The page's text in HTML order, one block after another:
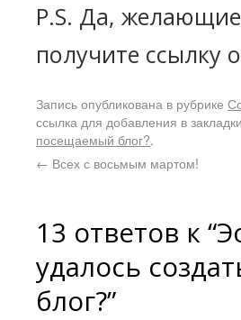
P.S. Да,
получите ссылку
Запись опубликована в рубрике
ссылка для добавления в
посещаемый блог?.
← Всех с восьмым мартом!
13 ответов к
удалось
блог?”